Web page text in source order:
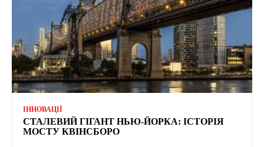
ІННОВАЦІЇ
СТАЛЕВИЙ ГІГАНТ НЬЮ-ЙОРКА: ІСТОРІЯ
МОСТУ КВІНСБОРО